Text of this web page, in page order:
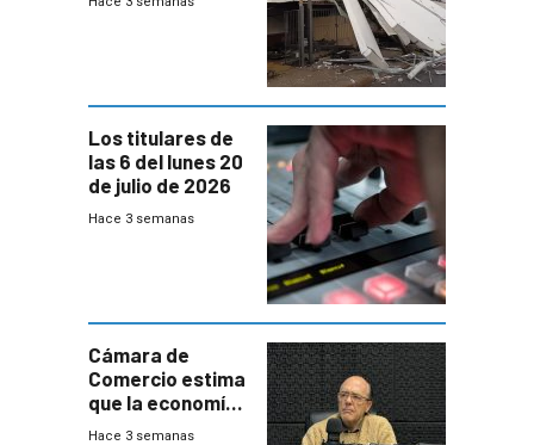
Los titulares de
las 6 del lunes 20
de julio de 2026
Hace 3 semanas
Cámara de
Comercio estima
que la economía
crecerá 1,6%
Hace 3 semanas